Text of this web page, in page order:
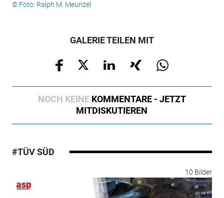
© Foto: Ralph M. Meunzel
GALERIE TEILEN MIT
NOCH KEINE KOMMENTARE - JETZT
MITDISKUTIEREN
#TÜV SÜD
10 Bilder